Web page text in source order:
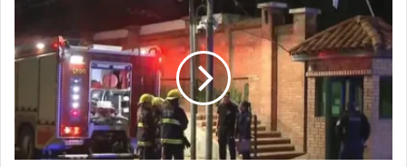
la
Casa
despliegue
policial
tras